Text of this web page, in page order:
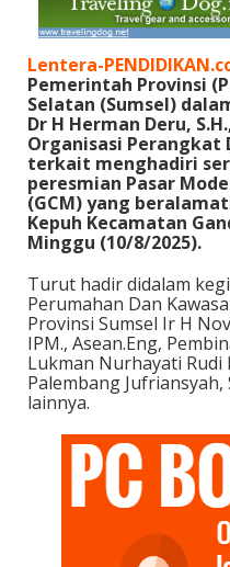
Lentera-
Pemerintah Provinsi
Selatan (Sumsel)
Dr H Herman Deru,
Organisasi Perangkat
terkait menghadiri
peresmian Pasar
(GCM) yang
Kepuh Kecamatan
Minggu (10/8/2025).
Turut hadir didalam
Perumahan Dan
Provinsi Sumsel Ir H
IPM., Asean.Eng,
Lukman Nurhayati Rudi
Palembang Jufriansyah,
lainnya.